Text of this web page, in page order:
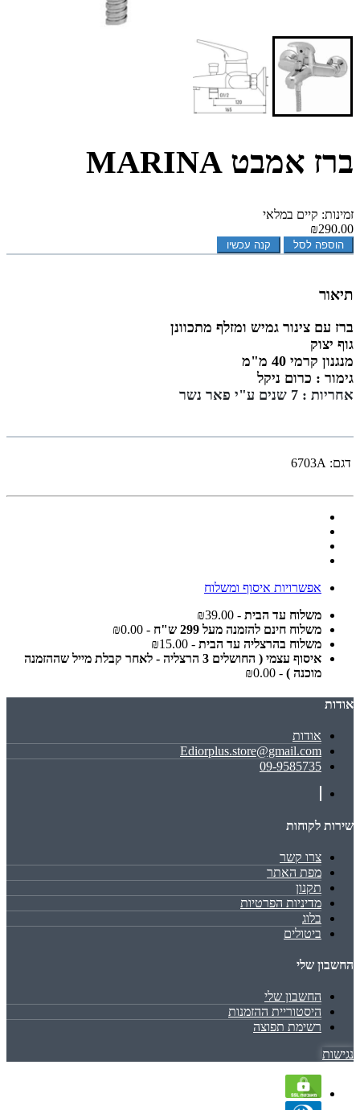
ברז אמבט MARINA
זמינות: קיים במלאי
₪290.00
הוספה לסל קנה עכשיו
תיאור
ברז עם צינור גמיש ומזלף מתכוונן
גוף יצוק
מנגנון קרמי 40 מ"מ
גימור : כרום ניקל
אחריות : 7 שנים ע"י פאר נשר
דגם: 6703A
אפשרויות איסוף ומשלוח
משלוח עד הבית - ₪39.00
משלוח חינם להזמנה מעל 299 ש"ח
- ₪0.00
משלוח בהרצליה עד הבית - ₪15.00
איסוף עצמי ( החושלים 3 הרצליה - לאחר קבלת מייל שההזמנה
מוכנה ) - ₪0.00
אודות
אודות
Ediorplus.store@gmail.com
09-9585735
שירות לקוחות
צרו קשר
מפת האתר
תקנון
מדיניות הפרטיות
בלוג
ביטולים
החשבון שלי
החשבון שלי
היסטוריית ההזמנות
רשימת תפוצה
נגישות